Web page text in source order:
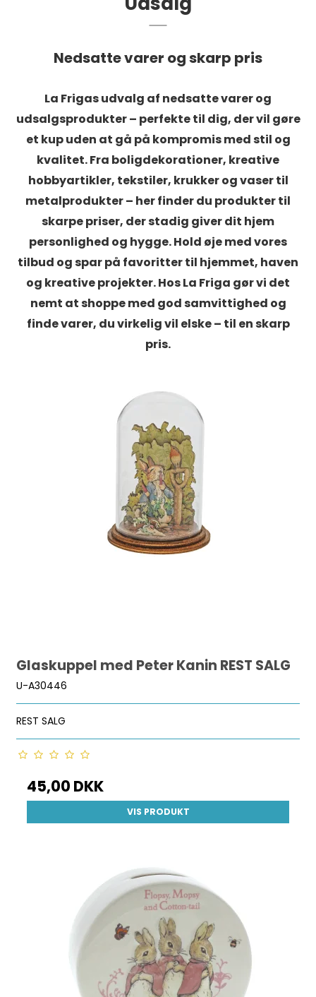
Nedsatte varer og skarp pris
La Frigas udvalg af nedsatte varer og
udsalgsprodukter – perfekte til dig, der vil gøre
et kup uden at gå på kompromis med stil og
kvalitet. Fra boligdekorationer, kreative
hobbyartikler, tekstiler, krukker og vaser til
metalprodukter – her finder du produkter til
skarpe priser, der stadig giver dit hjem
personlighed og hygge. Hold øje med vores
tilbud og spar på favoritter til hjemmet, haven
og kreative projekter. Hos La Friga gør vi det
nemt at shoppe med god samvittighed og
finde varer, du virkelig vil elske – til en skarp
pris.
Glaskuppel med Peter Kanin REST SALG
U-A30446
REST SALG
45,00 DKK
VIS PRODUKT